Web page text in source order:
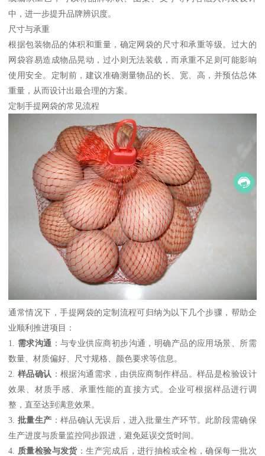
中，进一步提升品牌辨识度。
尺寸与承重
根据包装物品的体积和重量，确定网袋的尺寸和承重等级。过大的
网袋容易造成物品晃动，过小则无法装载，而承重不足则可能影响
使用安全。定制前，建议准确测量物品的长、宽、高，并预估总体
重量，从而设计出最合理的方案。
定制手提网袋的常见流程
通常情况下，手提网袋的定制流程可归纳为以下几个步骤，帮助企
业顺利推进项目：
1. 需求沟通 ：与专业供应商初步沟通，明确产品的应用场景、所需
数量、材质偏好、尺寸规格、颜色要求等信息。
2. 样品确认 ：根据沟通需求，由供应商制作样品。样品是检验设计
效果、材质手感、承重性能的直接方式。企业可根据样品进行调
整，直至达到满意效果。
3. 批量生产 ：样品确认无误后，进入批量生产环节。此阶段需确保
生产进度与质量监控同步跟进，避免延误交货时间。
4.
质量检验与发货：生产完成后，进行抽检或全检，确保每一批次